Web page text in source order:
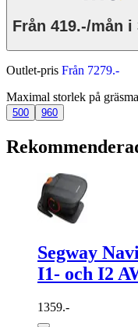
Från 419.-/mån i
Outlet-pris Från 7279.-
Maximal storlek på
500 960
Segway
I1- och I2
1359.-